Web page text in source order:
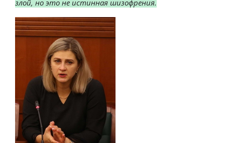
злой, но это не истинная шизофрения.